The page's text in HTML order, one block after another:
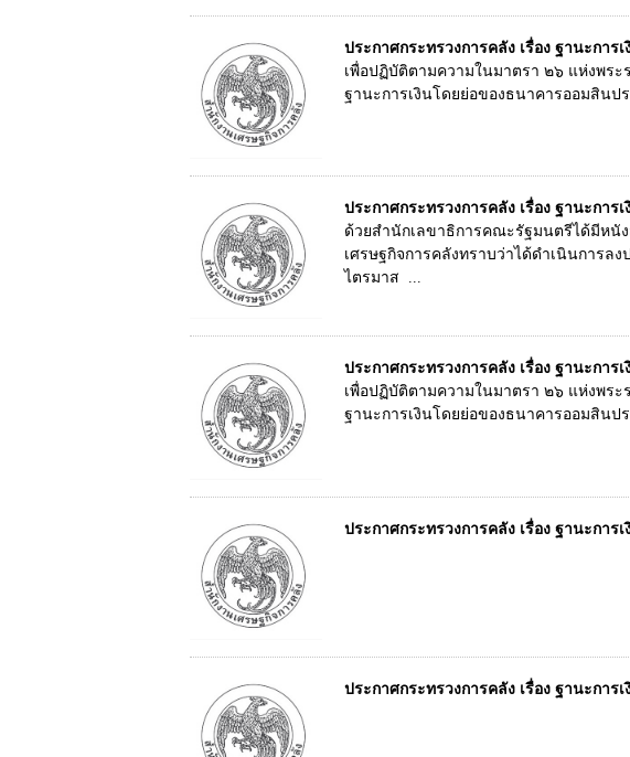
ประกาศกระทรวงการคลัง เรื่อง ฐานะกา
เพื่อปฏิบัติตามความในมาตรา ๒๖ แห่งพร
ฐานะการเงินโดยย่อของธนาคารออมสิน
ประกาศกระทรวงการคลัง เรื่อง ฐานะกา
ด้วยสำนักเลขาธิการคณะรัฐมนตรีได้มีห
เศรษฐกิจการคลังทราบว่าได้ดำเนินการล
ไตรมาส ...
ประกาศกระทรวงการคลัง เรื่อง ฐานะกา
เพื่อปฏิบัติตามความในมาตรา ๒๖ แห่งพร
ฐานะการเงินโดยย่อของธนาคารออมสิน
ประกาศกระทรวงการคลัง เรื่อง ฐานะกา
ประกาศกระทรวงการคลัง เรื่อง ฐานะกา